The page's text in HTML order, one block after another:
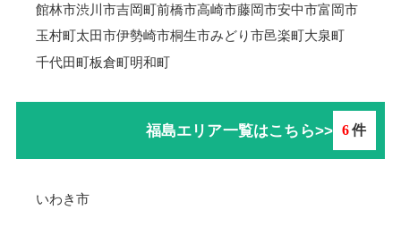
館林市渋川市吉岡町前橋市高崎市藤岡市安中市富岡市
玉村町太田市伊勢崎市桐生市みどり市邑楽町大泉町
千代田町板倉町明和町
福島エリア一覧はこちら>> 6件
いわき市